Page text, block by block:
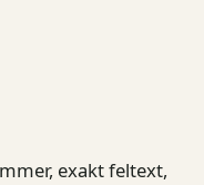
exakt feltext,